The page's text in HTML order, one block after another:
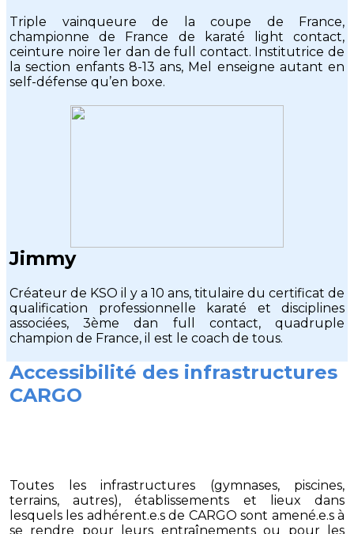
Triple vainqueure de la coupe de France,
championne de France de karaté light contact,
ceinture noire 1er dan de full contact. Institutrice de
la section enfants 8-13 ans, Mel enseigne autant en
self-défense qu’en boxe.
Jimmy
Créateur de KSO il y a 10 ans, titulaire du certificat de
qualification professionnelle karaté et disciplines
associées, 3ème dan full contact, quadruple
champion de France, il est le coach de tous.
Accessibilité des infrastructures
CARGO
Toutes les infrastructures (gymnases, piscines,
terrains, autres), établissements et lieux dans
lesquels les adhérent.e.s de CARGO sont amené.e.s à
se rendre pour leurs entraînements ou pour les